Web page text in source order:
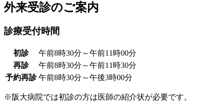
外来受診のご案内
診療受付時間
初診
午前8時30分～午前11時00分
再診
午前8時30分～午前11時30分
予約再診 午前8時30分～午後3時00分
※阪大病院では初診の方は医師の紹介状が必要です。